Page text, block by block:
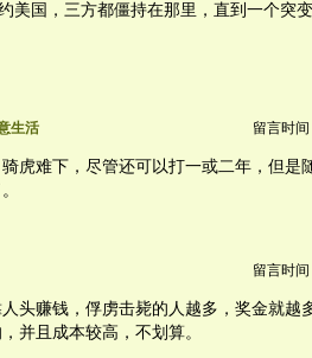
美国，三方都僵持在那里，直到一个突
生活 留言时间
虎难下，尽管还可以打一或二年，但是
留言时间
头赚钱，俘虏击毙的人越多，奖金就越
并且成本较高，不划算。